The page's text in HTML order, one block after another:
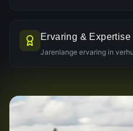
Ervaring & Expertise
Jarenlange ervaring in